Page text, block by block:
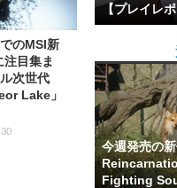
のMSI新
注目集ま
次世代
Lake」
【プレイレポ
今週発売の
Fighting